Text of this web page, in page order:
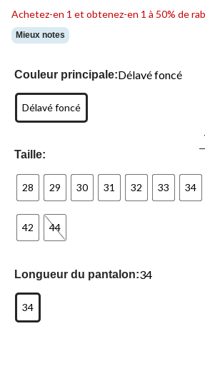
Achetez-en 1 et obtenez-en 1 à 50% de
Mieux notes
Couleur principale:Délavé foncé
Délavé foncé
Taille:
28 29 30 31 32 33 34
42 44
Longueur du pantalon:34
34